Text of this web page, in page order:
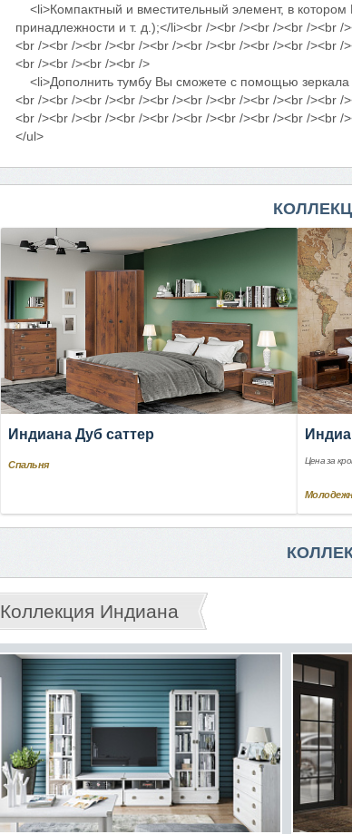
<li>Компактный и вместительный элемент, в
принадлежности и т. д.);</li><br /><br /><br /><br /><br
<br /><br /><br /><br /><br /><br /><br /><br /><br /><br
<br /><br /><br /><br />
<li>Дополнить тумбу Вы сможете с помощью зеркала
<br /><br /><br /><br /><br /><br /><br /><br /><br /><br
<br /><br /><br /><br /><br /><br /><br /><br /><br /><br /
</ul>
Индиана Дуб саттер
Спальня Цена за
Коллекция Индиана